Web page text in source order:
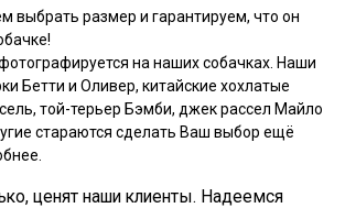
выбрать размер и гарантируем, что он
на наших собачках. Наши
Бетти и Оливер, китайские хохлатые
той-терьер Бэмби, джек рассел Майло
стараются сделать Ваш выбор ещё
ценят наши клиенты. Надеемся